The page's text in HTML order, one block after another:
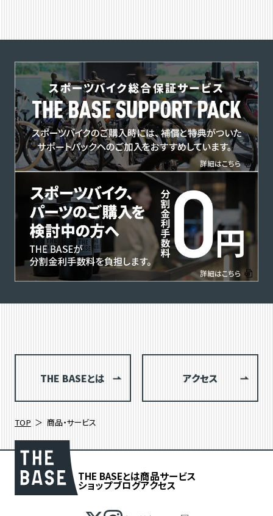
THE BASEとは アクセス
TOP 商品・サービス
THE BASEとは商品サービス
ショップブログアクセス